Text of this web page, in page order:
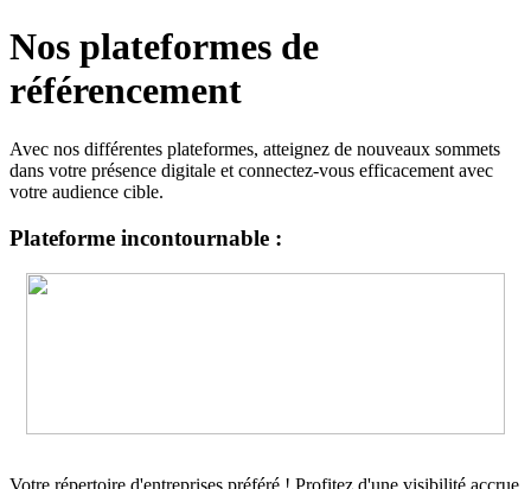
Nos plateformes de
référencement
Avec nos différentes plateformes, atteignez de nouveaux sommets
dans votre présence digitale et connectez-vous efficacement avec
votre audience cible.
Plateforme incontournable :